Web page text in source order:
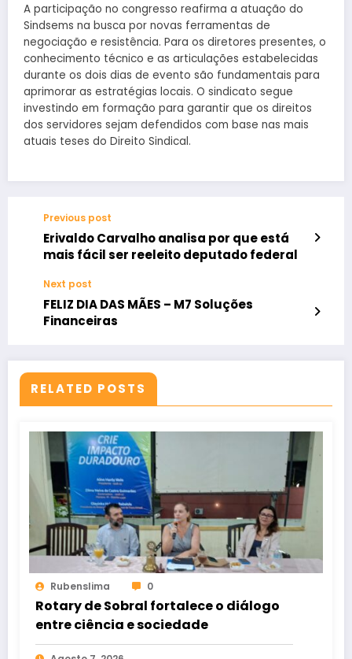
A participação no congresso reafirma a atuação do
Sindsems na busca por novas ferramentas de
negociação e resistência. Para os diretores presentes, o
conhecimento técnico e as articulações estabelecidas
durante os dois dias de evento são fundamentais para
aprimorar as estratégias locais. O sindicato segue
investindo em formação para garantir que os direitos
dos servidores sejam defendidos com base nas mais
atuais teses do Direito Sindical.
Previous post
Erivaldo Carvalho analisa por que está
mais fácil ser reeleito deputado federal
Next post
FELIZ DIA DAS MÃES – M7 Soluções
Financeiras
RELATED POSTS
Rubenslima 0
Rotary de Sobral fortalece o diálogo
entre ciência e sociedade